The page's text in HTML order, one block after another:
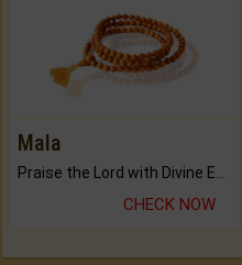
Mala
CHECK NOW